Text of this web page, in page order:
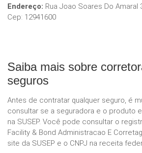
Endereço: Rua Joao Soares Do Amaral
Cep: 12941600
Saiba mais sobre
seguros
Antes de contratar qualquer seguro, é
consultar se a seguradora e o produto
na SUSEP. Você pode consultar o
Facility & Bond Administracao E
site da SUSEP e o CNPJ na receita